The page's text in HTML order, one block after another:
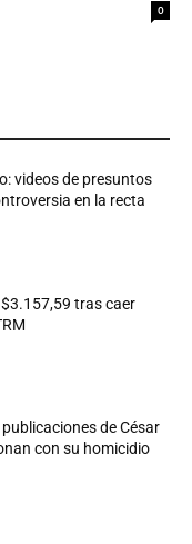
0
videos de presuntos
en la recta
tras caer
de César
con su homicidio